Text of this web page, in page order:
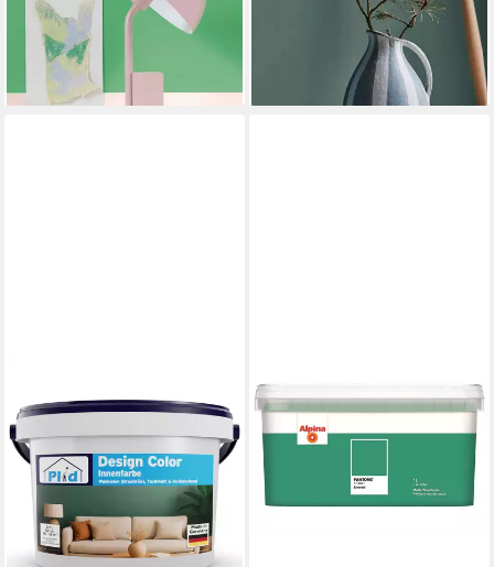
lieferbar - in 4-5 Werktagen bei dir
lieferbar - in 2-3 Werktagen bei dir
+27